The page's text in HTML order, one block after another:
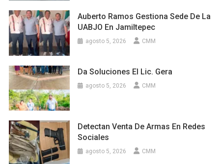
Auberto Ramos Gestiona Sede De La
UABJO En Jamiltepec
agosto 5, 2026 CMM
Da Soluciones El Lic. Gera
agosto 5, 2026 CMM
Detectan Venta De Armas En Redes
Sociales
agosto 5, 2026 CMM